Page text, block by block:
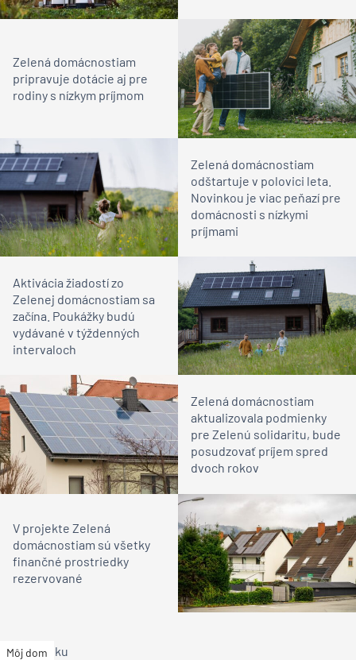
Zelená domácnostiam
pripravuje dotácie aj pre
rodiny s nízkym príjmom
Zelená domácnostiam
odštartuje v polovici leta.
Novinkou je viac peňazí pre
domácnosti s nízkymi
príjmami
Aktivácia žiadostí zo
Zelenej domácnostiam sa
začína. Poukážky budú
vydávané v týždenných
intervaloch
Zelená domácnostiam
aktualizovala podmienky
pre Zelenú solidaritu, bude
posudzovať príjem spred
dvoch rokov
V projekte Zelená
domácnostiam sú všetky
finančné prostriedky
rezervované
Môj dom